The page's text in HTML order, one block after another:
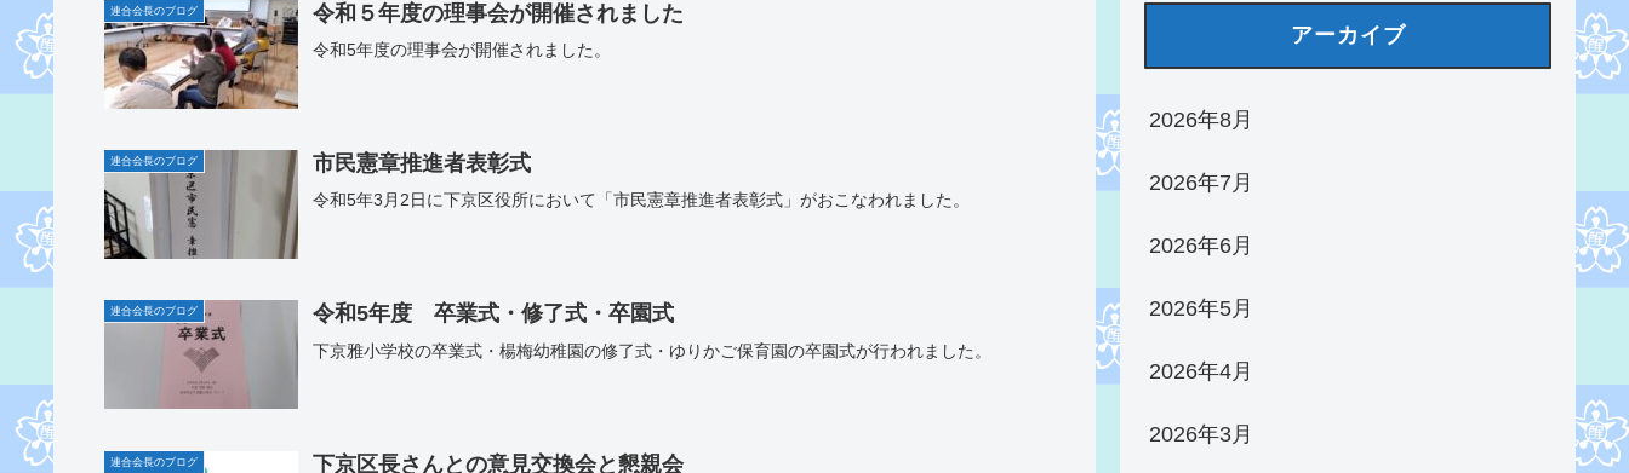
連合会長のブログ 令和５年度の理事会が開催されました
令和5年度の理事会が開催されました。
連合会長のブログ 市民憲章推進者表彰式
令和5年3月2日に下京区役所において「市民憲章推進者表彰式」がおこなわれました。
連合会長のブログ 令和5年度 卒業式・修了式・卒園式
下京雅小学校の卒業式・楊梅幼稚園の修了式・ゆりかご保育園の卒園式が行われました。
連合会長のブログ 下京区長さんとの意見交換会と懇親会
アーカイブ
2026年8月
2026年7月
2026年6月
2026年5月
2026年4月
2026年3月